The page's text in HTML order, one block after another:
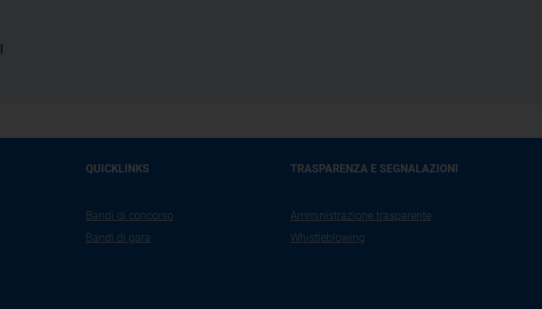
QUICKLINKS
Bandi di concorso
Bandi di gara
TRASPARENZA E SEGNALAZIONI
Amministrazione trasparente
Whistleblowing